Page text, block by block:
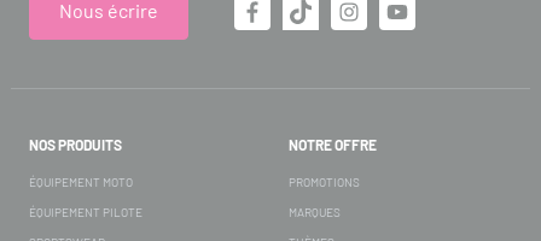
Nous écrire
NOS PRODUITS
ÉQUIPEMENT MOTO
ÉQUIPEMENT PILOTE
NOTRE OFFRE
PROMOTIONS
MARQUES